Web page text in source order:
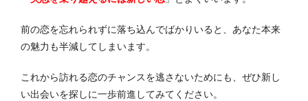
前の恋を忘れられずに落ち込んでばかりいると、あなた本来
の魅力も半減してしまいます。
これから訪れる恋のチャンスを逃さないためにも、ぜひ新し
い出会いを探しに一歩前進してみてください。